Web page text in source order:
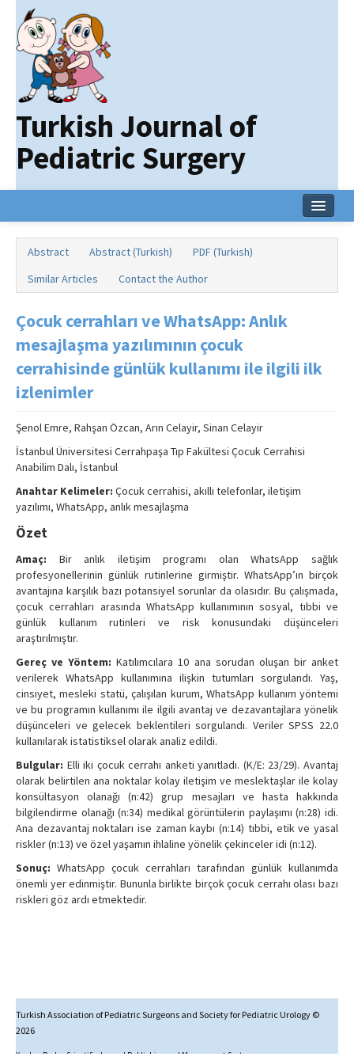
Turkish Journal of
Pediatric Surgery
Online First
Archive
Search Articles
Contact Us
Abstract Abstract (Turkish)
PDF (Turkish)
Similar Articles
Contact the Author
Çocuk cerrahları ve WhatsApp: Anlık
mesajlaşma yazılımının çocuk
cerrahisinde günlük kullanımı ile ilgili ilk
izlenimler
Şenol Emre, Rahşan Özcan, Arın Celayir, Sinan Celayir
İstanbul Üniversitesi Cerrahpaşa Tıp Fakültesi Çocuk Cerrahisi
Anabilim Dalı, İstanbul
Anahtar Kelimeler: Çocuk cerrahisi, akıllı telefonlar, iletişim
yazılımı, WhatsApp, anlık mesajlaşma
Özet
Amaç: Bir anlık iletişim programı olan WhatsApp sağlık
profesyonellerinin günlük rutinlerine girmiştir. WhatsApp’ın birçok
avantajına karşılık bazı potansiyel sorunlar da olasıdır. Bu çalışmada,
çocuk cerrahları arasında WhatsApp kullanımının sosyal, tıbbi ve
günlük kullanım rutinleri ve risk konusundaki düşünceleri
araştırılmıştır.
Gereç ve Yöntem: Katılımcılara 10 ana sorudan oluşan bir anket
verilerek WhatsApp kullanımına ilişkin tutumları sorgulandı. Yaş,
cinsiyet, mesleki statü, çalışılan kurum, WhatsApp kullanım yöntemi
ve bu programın kullanımı ile ilgili avantaj ve dezavantajlara yönelik
düşünceleri ve gelecek beklentileri sorgulandı. Veriler SPSS 22.0
kullanılarak istatistiksel olarak analiz edildi.
Bulgular: Elli iki çocuk cerrahı anketi yanıtladı. (K/E: 23/29). Avantaj
olarak belirtilen ana noktalar kolay iletişim ve meslektaşlar ile kolay
konsültasyon olanağı (n:42) grup mesajları ve hasta hakkında
bilgilendirme olanağı (n:34) medikal görüntülerin paylaşımı (n:28) idi.
Ana dezavantaj noktaları ise zaman kaybı (n:14) tıbbi, etik ve yasal
riskler (n:13) ve özel yaşamın ihlaline yönelik çekinceler idi (n:12).
Sonuç: WhatsApp çocuk cerrahları tarafından günlük kullanımda
önemli yer edinmiştir. Bununla birlikte birçok çocuk cerrahı olası bazı
riskleri göz ardı etmektedir.
Turkish Association of Pediatric Surgeons and Society for Pediatric Urology ©
2026
Yazılım Parkı - Scientific Journal Publishing and Management System